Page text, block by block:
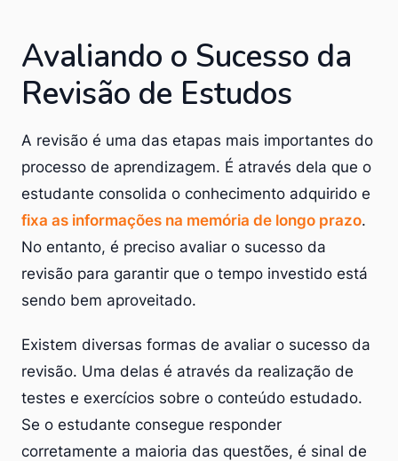
Avaliando o Sucesso da
Revisão de Estudos
A revisão é uma das etapas mais importantes do
processo de aprendizagem. É através dela que o
estudante consolida o conhecimento adquirido e
fixa as informações na memória de longo prazo.
No entanto, é preciso avaliar o sucesso da
revisão para garantir que o tempo investido está
sendo bem aproveitado.
Existem diversas formas de avaliar o sucesso da
revisão. Uma delas é através da realização de
testes e exercícios sobre o conteúdo estudado.
Se o estudante consegue responder
corretamente a maioria das questões, é sinal de